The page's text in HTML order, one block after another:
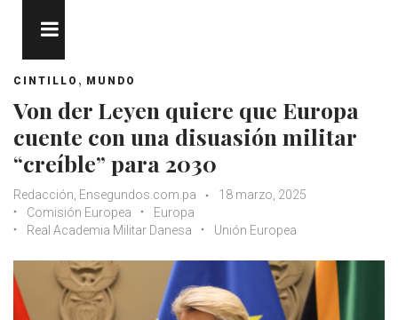
CINTILLO , MUNDO
Von der Leyen quiere que Europa
cuente con una disuasión militar
“creíble” para 2030
Redacción, Ensegundos.com.pa
18 marzo, 2025
Comisión Europea
Europa
Real Academia Militar Danesa
Unión Europea